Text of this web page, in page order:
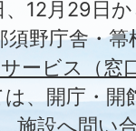
、12月29日
須野庁舎・
ービス（窓
、開庁・
施設へ問い